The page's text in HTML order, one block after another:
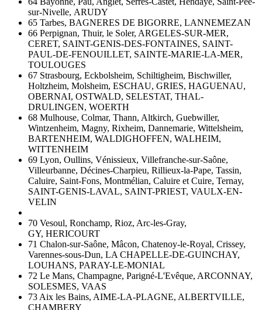
sur-Nivelle, ARUDY
65 Tarbes, BAGNERES DE BIGORRE, LANNEMEZAN
66 Perpignan, Thuir, le Soler, ARGELES-SUR-MER,
CERET, SAINT-GENIS-DES-FONTAINES, SAINT-
PAUL-DE-FENOUILLET, SAINTE-MARIE-LA-MER,
TOULOUGES
67 Strasbourg, Eckbolsheim, Schiltigheim, Bischwiller,
Holtzheim, Molsheim, ESCHAU, GRIES, HAGUENAU,
OBERNAI, OSTWALD, SELESTAT, THAL-
DRULINGEN, WOERTH
68 Mulhouse, Colmar, Thann, Altkirch, Guebwiller,
Wintzenheim, Magny, Rixheim, Dannemarie, Wittelsheim,
BARTENHEIM, WALDIGHOFFEN, WALHEIM,
WITTENHEIM
69 Lyon, Oullins, Vénissieux, Villefranche-sur-Saône,
Villeurbanne, Décines-Charpieu, Rillieux-la-Pape, Tassin,
Caluire, Saint-Fons, Montmélian, Caluire et Cuire, Ternay,
SAINT-GENIS-LAVAL, SAINT-PRIEST, VAULX-EN-
VELIN
70 Vesoul, Ronchamp, Rioz, Arc-les-Gray,
GY, HERICOURT
71 Chalon-sur-Saône, Mâcon, Chatenoy-le-Royal, Crissey,
Varennes-sous-Dun, LA CHAPELLE-DE-GUINCHAY,
LOUHANS, PARAY-LE-MONIAL
72 Le Mans, Champagne, Parigné-L'Evêque, ARCONNAY,
SOLESMES, VAAS
73 Aix les Bains, AIME-LA-PLAGNE, ALBERTVILLE,
CHAMBERY